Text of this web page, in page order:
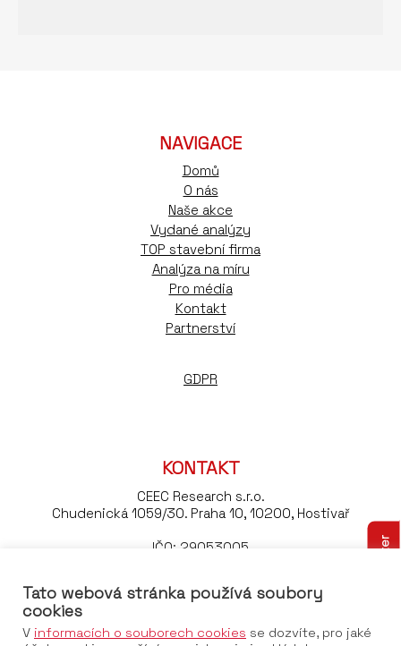
NAVIGACE
Domů
O nás
Naše akce
Vydané analýzy
TOP stavební firma
Analýza na míru
Pro média
Kontakt
Partnerství
GDPR
KONTAKT
CEEC Research s.r.o.
Chudenická 1059/30. Praha 10, 10200, Hostivař
IČO: 29053005
Tel:+420 776 023 170
Tato webová stránka používá soubory
cookies
V informacích o souborech cookies se dozvíte, pro jaké